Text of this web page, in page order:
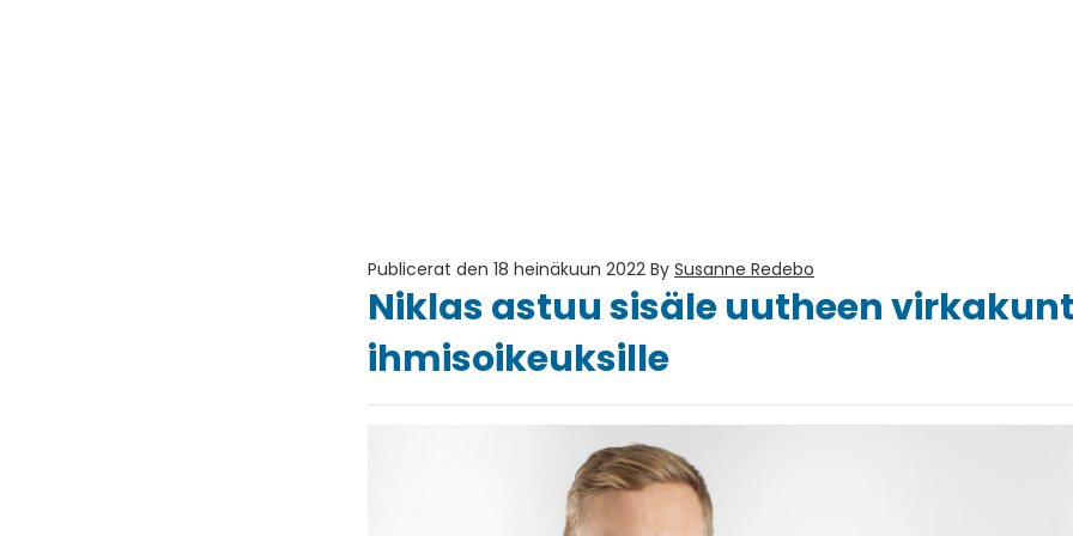
Publicerat den 18 heinäkuun 2022 By Susanne Redebo
Niklas astuu sisäle uutheen
ihmisoikeuksille